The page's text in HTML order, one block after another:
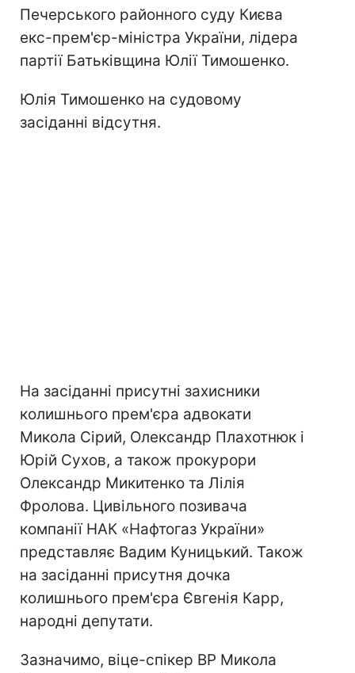
Печерського районного суду Києва
екс-прем'єр-міністра України, лідера
партії Батьківщина Юлії Тимошенко.
Юлія Тимошенко на судовому
засіданні відсутня.
На засіданні присутні захисники
колишнього прем'єра адвокати
Микола Сірий, Олександр Плахотнюк і
Юрій Сухов, а також прокурори
Олександр Микитенко та Лілія
Фролова. Цивільного позивача
компанії НАК «Нафтогаз України»
представляє Вадим Куницький. Також
на засіданні присутня дочка
колишнього прем'єра Євгенія Карр,
народні депутати.
Зазначимо, віце-спікер ВР Микола